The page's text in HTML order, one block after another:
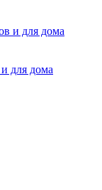
для дома